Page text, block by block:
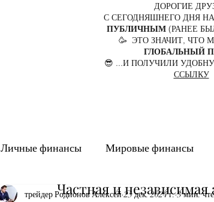
ДОРОГИЕ
С СЕГОДНЯШНЕГО ДНЯ
ПУБЛИЧНЫМ(РАНЕЕ
🥳 ЭТО ЗНАЧИТ, ЧТО
ГЛОБАЛЬНЫЙ
😎 ...И ПОЛУЧИЛИ
ССЫЛКУ
Личные финансы Мировые финансы
трейдер Родионов Алексей 25 дек. 2024 г. 3 мин.
Частная и